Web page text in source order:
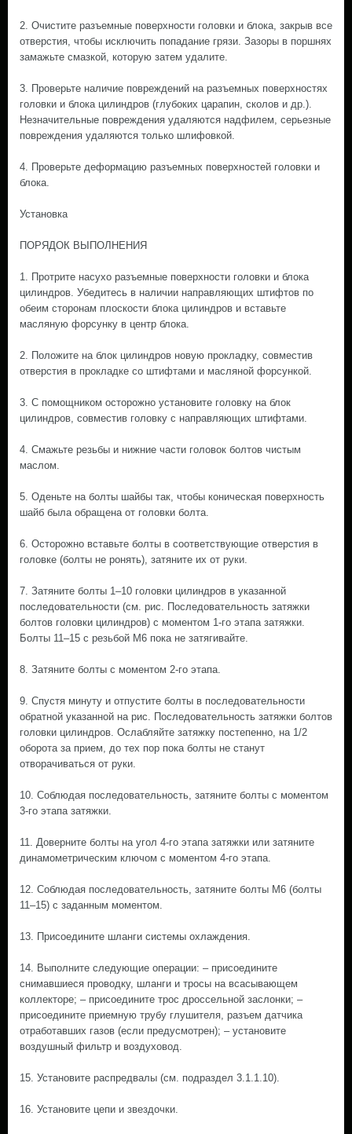
2. Очистите разъемные поверхности головки и блока, закрыв все
отверстия, чтобы исключить попадание грязи. Зазоры в поршнях
замажьте смазкой, которую затем удалите.
3. Проверьте наличие повреждений на разъемных поверхностях
головки и блока цилиндров (глубоких царапин, сколов и др.).
Незначительные повреждения удаляются надфилем, серьезные
повреждения удаляются только шлифовкой.
4. Проверьте деформацию разъемных поверхностей головки и
блока.
Установка
ПОРЯДОК ВЫПОЛНЕНИЯ
1. Протрите насухо разъемные поверхности головки и блока
цилиндров. Убедитесь в наличии направляющих штифтов по
обеим сторонам плоскости блока цилиндров и вставьте
масляную форсунку в центр блока.
2. Положите на блок цилиндров новую прокладку, совместив
отверстия в прокладке со штифтами и масляной форсункой.
3. С помощником осторожно установите головку на блок
цилиндров, совместив головку с направляющих штифтами.
4. Смажьте резьбы и нижние части головок болтов чистым
маслом.
5. Оденьте на болты шайбы так, чтобы коническая поверхность
шайб была обращена от головки болта.
6. Осторожно вставьте болты в соответствующие отверстия в
головке (болты не ронять), затяните их от руки.
7. Затяните болты 1–10 головки цилиндров в указанной
последовательности (см. рис. Последовательность затяжки
болтов головки цилиндров) с моментом 1-го этапа затяжки.
Болты 11–15 с резьбой М6 пока не затягивайте.
8. Затяните болты с моментом 2-го этапа.
9. Спустя минуту и отпустите болты в последовательности
обратной указанной на рис. Последовательность затяжки болтов
головки цилиндров. Ослабляйте затяжку постепенно, на 1/2
оборота за прием, до тех пор пока болты не станут
отворачиваться от руки.
10. Соблюдая последовательность, затяните болты с моментом
3-го этапа затяжки.
11. Доверните болты на угол 4-го этапа затяжки или затяните
динамометрическим ключом с моментом 4-го этапа.
12. Соблюдая последовательность, затяните болты М6 (болты
11–15) с заданным моментом.
13. Присоедините шланги системы охлаждения.
14. Выполните следующие операции: – присоедините
снимавшиеся проводку, шланги и тросы на всасывающем
коллекторе; – присоедините трос дроссельной заслонки; –
присоедините приемную трубу глушителя, разъем датчика
отработавших газов (если предусмотрен); – установите
воздушный фильтр и воздуховод.
15. Установите распредвалы (см. подраздел 3.1.1.10).
16. Установите цепи и звездочки.